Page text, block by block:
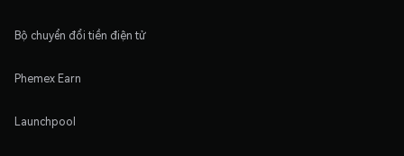
Bộ chuyển đổi tiền điện tử
Phemex Earn
Launchpool